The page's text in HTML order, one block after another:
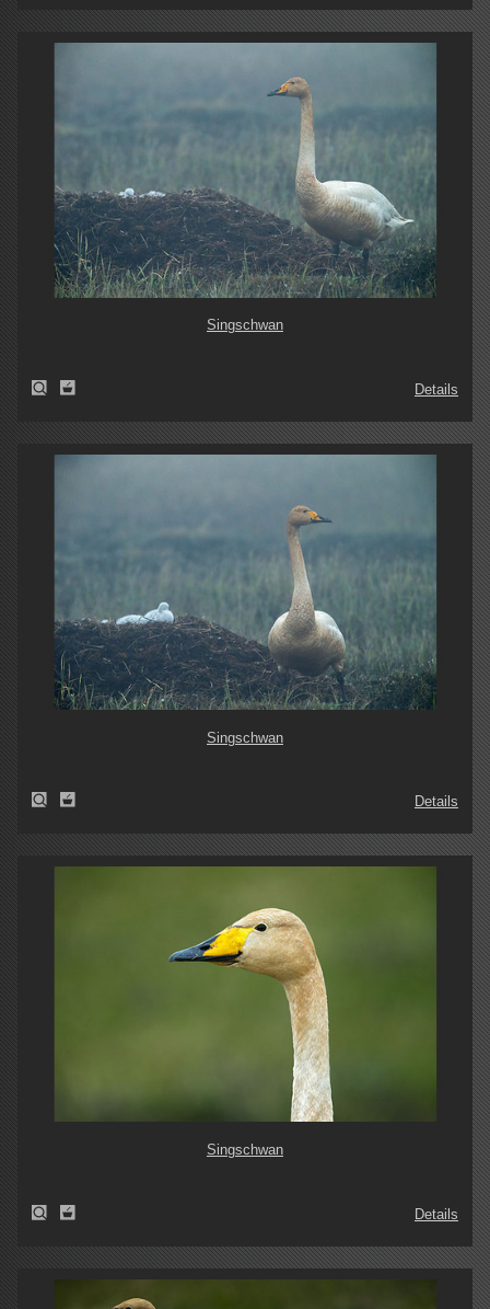
Singschwan
Details
Singschwan
Details
Singschwan
Details